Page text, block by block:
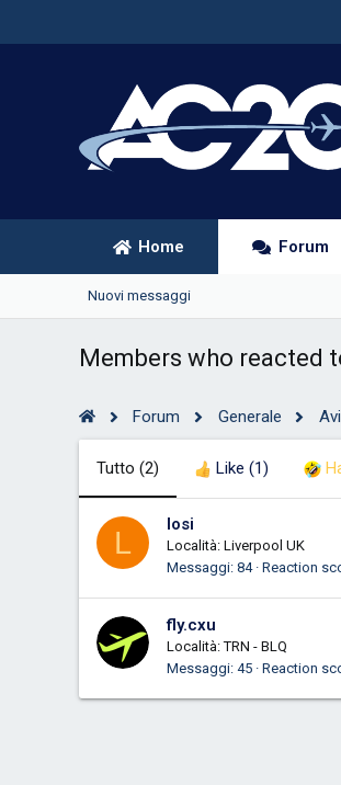
Home Forum
Nuovi messaggi
Members who reacted
Forum Generale
Tutto (2) Like (1)
L
losi
Località: Liverpool UK
Messaggi 84 Reaction
fly.cxu
Località:TRN - BLQ
Messaggi 45 Reaction